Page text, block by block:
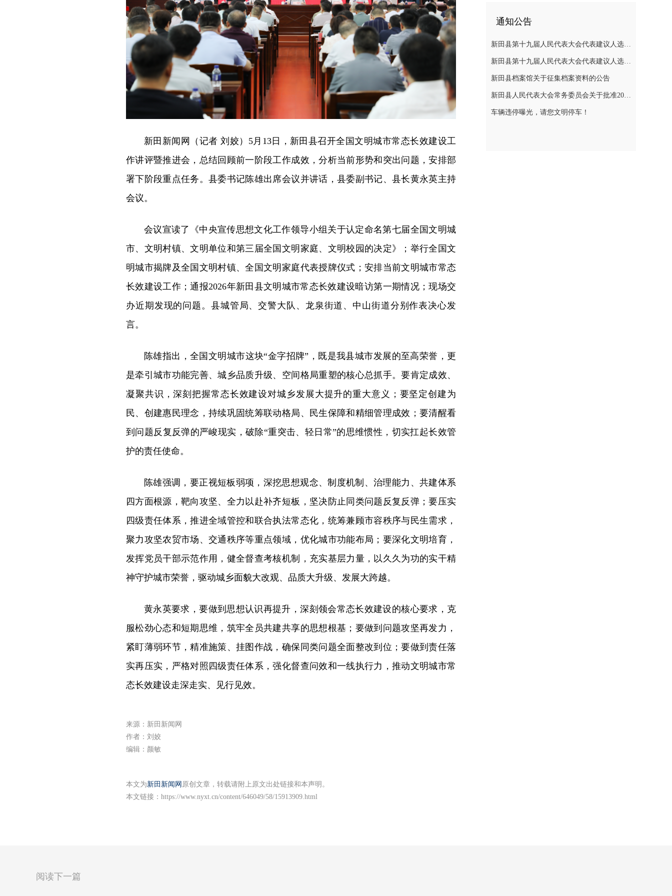
新田新闻网（记者 刘姣）5月13日，新田县召开全国文明城市常态长效建设工
作讲评暨推进会，总结回顾前一阶段工作成效，分析当前形势和突出问题，安排部
署下阶段重点任务。县委书记陈雄出席会议并讲话，县委副书记、县长黄永英主持
会议。
会议宣读了《中央宣传思想文化工作领导小组关于认定命名第七届全国文明城
市、文明村镇、文明单位和第三届全国文明家庭、文明校园的决定》；举行全国文
明城市揭牌及全国文明村镇、全国文明家庭代表授牌仪式；安排当前文明城市常态
长效建设工作；通报2026年新田县文明城市常态长效建设暗访第一期情况；现场交
办近期发现的问题。县城管局、交警大队、龙泉街道、中山街道分别作表决心发
言。
陈雄指出，全国文明城市这块“金字招牌”，既是我县城市发展的至高荣誉，更
是牵引城市功能完善、城乡品质升级、空间格局重塑的核心总抓手。要肯定成效、
凝聚共识，深刻把握常态长效建设对城乡发展大提升的重大意义；要坚定创建为
民、创建惠民理念，持续巩固统筹联动格局、民生保障和精细管理成效；要清醒看
到问题反复反弹的严峻现实，破除“重突击、轻日常”的思维惯性，切实扛起长效管
护的责任使命。
陈雄强调，要正视短板弱项，深挖思想观念、制度机制、治理能力、共建体系
四方面根源，靶向攻坚、全力以赴补齐短板，坚决防止同类问题反复反弹；要压实
四级责任体系，推进全域管控和联合执法常态化，统筹兼顾市容秩序与民生需求，
聚力攻坚农贸市场、交通秩序等重点领域，优化城市功能布局；要深化文明培育，
发挥党员干部示范作用，健全督查考核机制，充实基层力量，以久久为功的实干精
神守护城市荣誉，驱动城乡面貌大改观、品质大升级、发展大跨越。
黄永英要求，要做到思想认识再提升，深刻领会常态长效建设的核心要求，克
服松劲心态和短期思维，筑牢全员共建共享的思想根基；要做到问题攻坚再发力，
紧盯薄弱环节，精准施策、挂图作战，确保同类问题全面整改到位；要做到责任落
实再压实，严格对照四级责任体系，强化督查问效和一线执行力，推动文明城市常
态长效建设走深走实、见行见效。
来源：新田新闻网
作者：刘姣
编辑：颜敏
本文为新田新闻网 原创文章，转载请附上原文出处链接和本声明。
本文链接： https://www.nyxt.cn/content/646049/58/15913909.html
通知公告
新田县第十九届人民代表大会代表建议人选公示
新田县第十九届人民代表大会代表建议人选公示
新田县档案馆关于征集档案资料的公告
新田县人民代表大会常务委员会关于批准2025年县级决算的决议
车辆违停曝光，请您文明停车！
阅读下一篇